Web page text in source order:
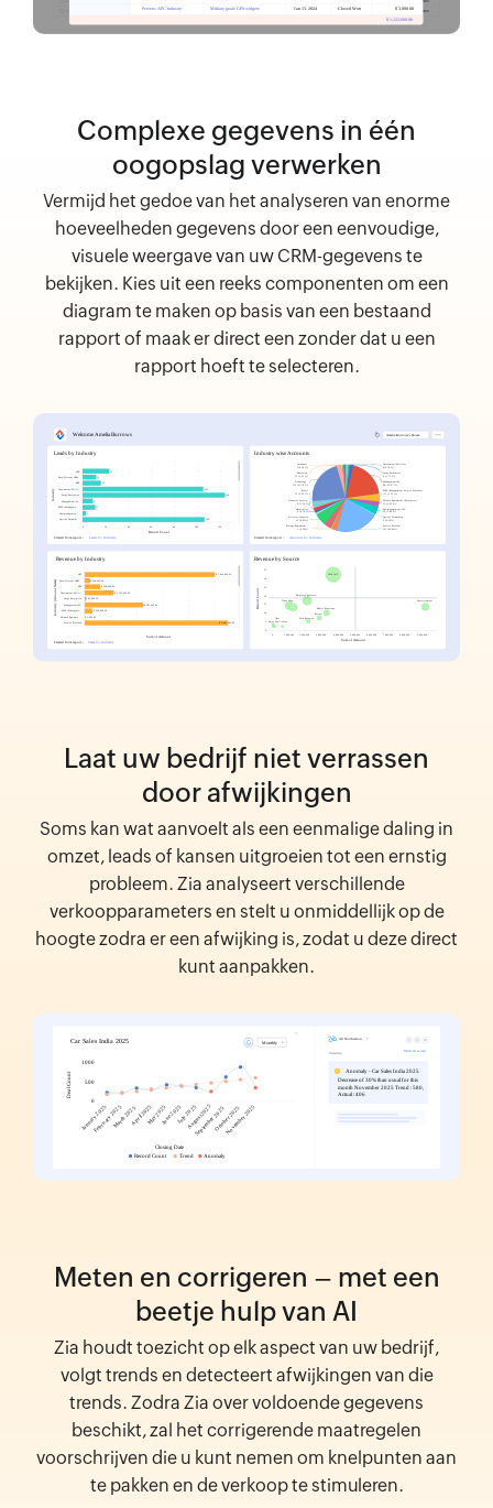
Complexe gegevens in één
oogopslag verwerken
Vermijd het gedoe van het analyseren van enorme
hoeveelheden gegevens door een eenvoudige,
visuele weergave van uw CRM-gegevens te
bekijken. Kies uit een reeks componenten om een
diagram te maken op basis van een bestaand
rapport of maak er direct een zonder dat u een
rapport hoeft te selecteren.
Laat uw bedrijf niet verrassen
door afwijkingen
Soms kan wat aanvoelt als een eenmalige daling in
omzet, leads of kansen uitgroeien tot een ernstig
probleem. Zia analyseert verschillende
verkoopparameters en stelt u onmiddellijk op de
hoogte zodra er een afwijking is, zodat u deze direct
kunt aanpakken.
Meten en corrigeren – met een
beetje hulp van AI
Zia houdt toezicht op elk aspect van uw bedrijf,
volgt trends en detecteert afwijkingen van die
trends. Zodra Zia over voldoende gegevens
beschikt, zal het corrigerende maatregelen
voorschrijven die u kunt nemen om knelpunten aan
te pakken en de verkoop te stimuleren.